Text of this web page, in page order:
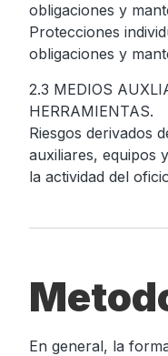
obligaciones y
Protecciones
obligaciones y
2.3 MEDIOS
HERRAMIENTAS.
Riesgos derivados
auxiliares, equipos
la actividad del
En general, la